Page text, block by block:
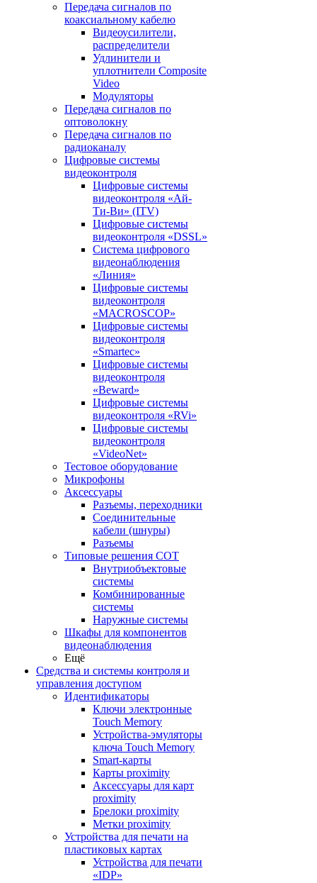
Передача сигналов по
коаксиальному кабелю
Видеоусилители,
распределители
Удлинители и
уплотнители Сomposite
Video
Модуляторы
Передача сигналов по
оптоволокну
Передача сигналов по
радиоканалу
Цифровые системы
видеоконтроля
Цифровые системы
видеоконтроля «Ай-
Ти-Ви» (ITV)
Цифровые системы
видеоконтроля «DSSL»
Система цифрового
видеонаблюдения
«Линия»
Цифровые системы
видеоконтроля
«MACROSCOP»
Цифровые системы
видеоконтроля
«Smartec»
Цифровые системы
видеоконтроля
«Beward»
Цифровые системы
видеоконтроля «RVi»
Цифровые системы
видеоконтроля
«VideoNet»
Тестовое оборудование
Микрофоны
Аксессуары
Разъемы, переходники
Соединительные
кабели (шнуры)
Разъемы
Типовые решения СОТ
Внутриобъектовые
системы
Комбинированные
системы
Наружные системы
Шкафы для компонентов
видеонаблюдения
Ещё
Средства и системы контроля и
управления доступом
Идентификаторы
Ключи электронные
Touch Memory
Устройства-эмуляторы
ключа Touch Memory
Smart-карты
Карты proximity
Аксессуары для карт
proximitу
Брелоки proximity
Метки proximity
Устройства для печати на
пластиковых картах
Устройства для печати
«IDP»